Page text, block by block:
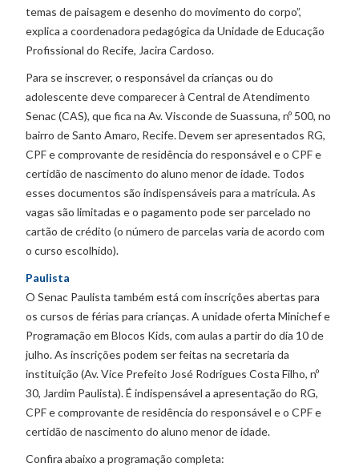
temas de paisagem e desenho do movimento do corpo”,
explica a coordenadora pedagógica da Unidade de Educação
Profissional do Recife, Jacira Cardoso.
Para se inscrever, o responsável da crianças ou do
adolescente deve comparecer à Central de Atendimento
Senac (CAS), que fica na Av. Visconde de Suassuna, nº 500, no
bairro de Santo Amaro, Recife. Devem ser apresentados RG,
CPF e comprovante de residência do responsável e o CPF e
certidão de nascimento do aluno menor de idade. Todos
esses documentos são indispensáveis para a matrícula. As
vagas são limitadas e o pagamento pode ser parcelado no
cartão de crédito (o número de parcelas varia de acordo com
o curso escolhido).
Paulista
O Senac Paulista também está com inscrições abertas para
os cursos de férias para crianças. A unidade oferta Minichef e
Programação em Blocos Kids, com aulas a partir do dia 10 de
julho. As inscrições podem ser feitas na secretaria da
instituição (Av. Vice Prefeito José Rodrigues Costa Filho, nº
30, Jardim Paulista). É indispensável a apresentação do RG,
CPF e comprovante de residência do responsável e o CPF e
certidão de nascimento do aluno menor de idade.
Confira abaixo a programação completa: